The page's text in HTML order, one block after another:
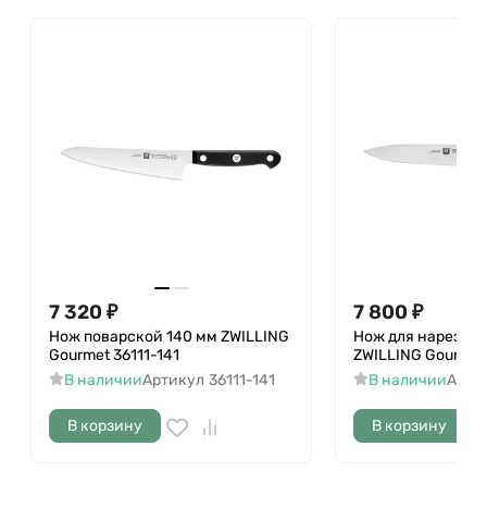
7 320 ₽
Нож поварской 140 мм ZWILLING
Gourmet 36111-141
В наличииАртикул 36111-141
В корзину
7 800 ₽
Нож для нарезки
ZWILLING
В наличии
В корзину